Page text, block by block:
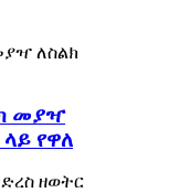
መያዣ
የዋለ
ዘወትር